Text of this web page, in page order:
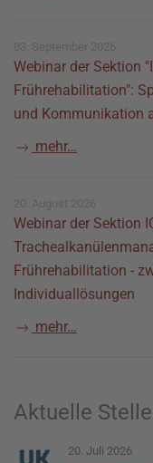
Webinar der Sektion
Frührehabilitation":
und Kommunikation
mehr…
Webinar der Sektion
Frührehabilitation -
Individuallösungen
mehr…
Aktuelle
20. Juli 2026